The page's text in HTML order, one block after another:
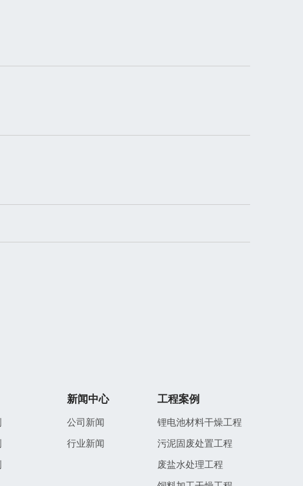
新闻中心
公司新闻
行业新闻
工程案例
锂电池材料干燥工程
污泥固废处置工程
废盐水处理工程